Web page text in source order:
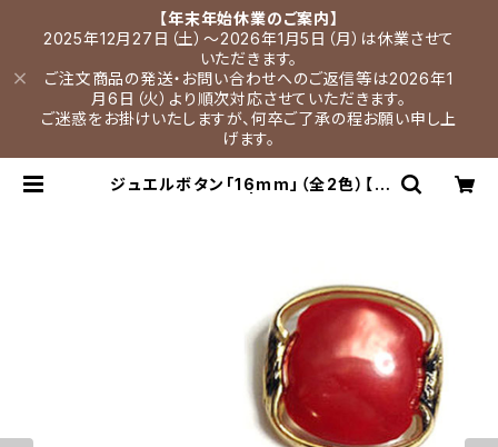
【年末年始休業のご案内】
2025年12月27日（土）～2026年1月5日（月）は休業させて
いただきます。
ご注文商品の発送・お問い合わせへのご返信等は2026年1
月6日（火）より順次対応させていただきます。
ご迷惑をお掛けいたしますが、何卒ご了承の程お願い申し上
げます。
ジュエルボタン「16mm」（全2色）【A